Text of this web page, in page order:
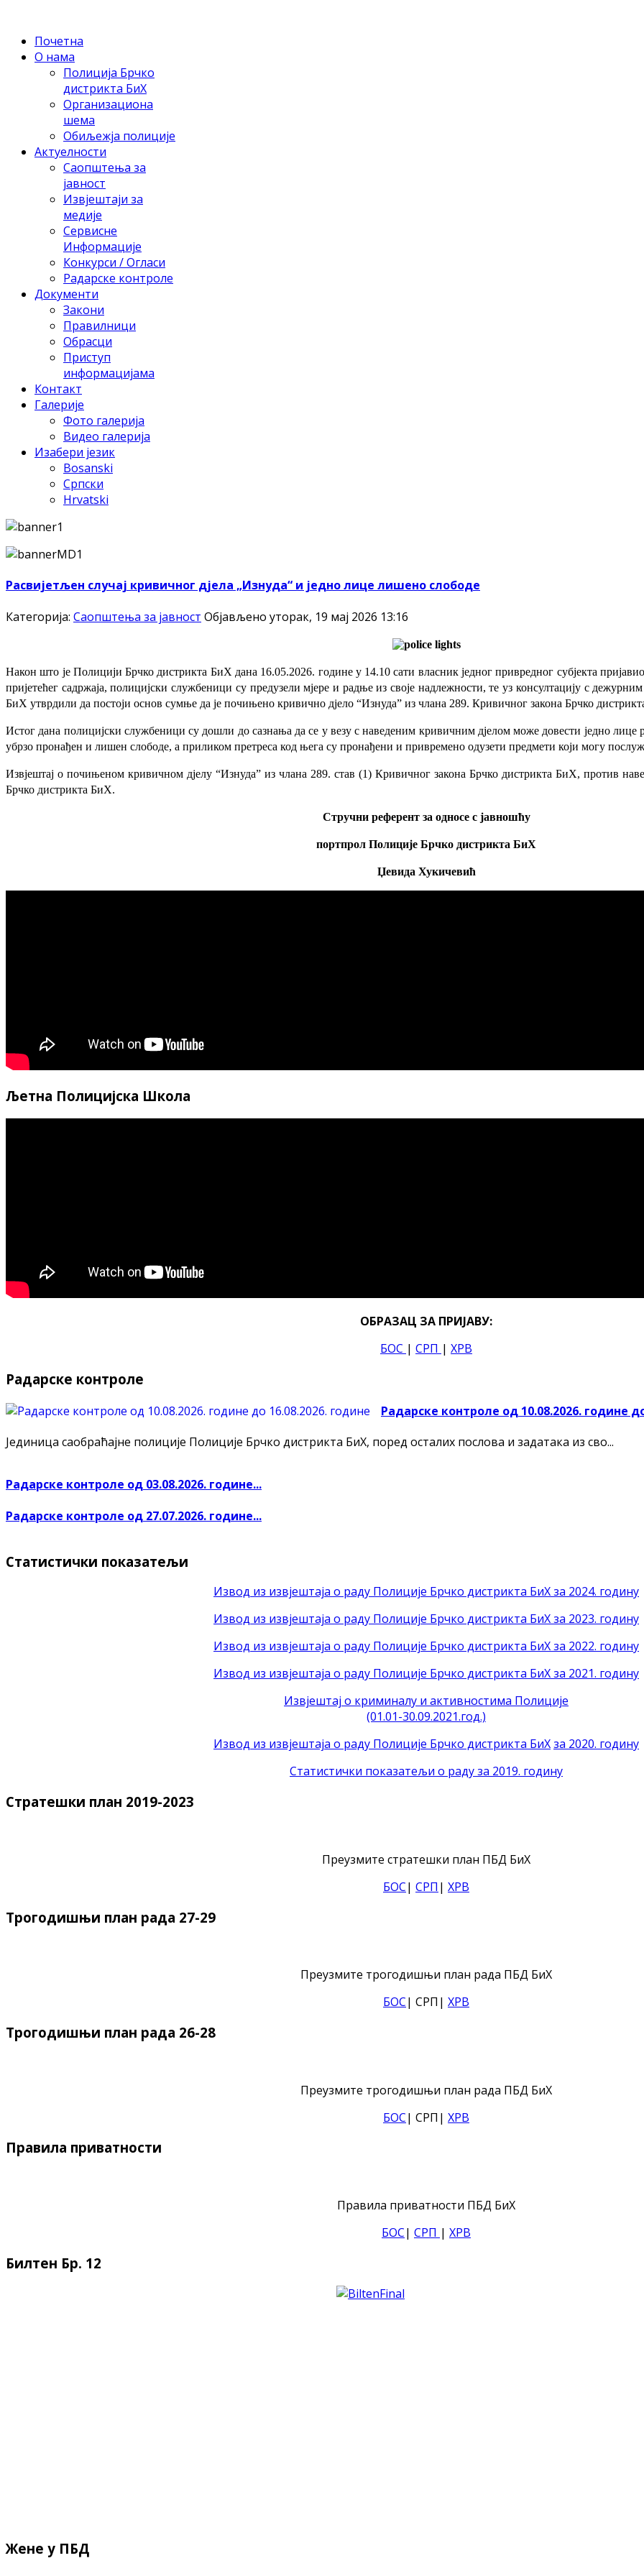
Почетна
О нама
Полиција Брчко
дистрикта БиХ
Организациона
шема
Обиљежја полиције
Актуелности
Саопштења за
јавност
Извјештаји за
медије
Сервисне
Информације
Конкурси / Огласи
Радарске контроле
Документи
Закони
Правилници
Обрасци
Приступ
информацијама
Контакт
Галерије
Фото галерија
Видео галерија
Изабери језик
Bosanski
Српски
Hrvatski
Расвијетљен случај кривичног дјела „Изнуда“ и једно лице лишено слободе
Категорија: Саопштења за јавност Објављено уторак, 19 мај 2026 13:16
Након што је Полицији Брчко дистрикта БиХ дана 16.05.2026. године у 14.10 сати власник једног привредног субјекта
пријетећег садржаја, полицијски службеници су предузели мјере и радње из своје надлежности, те уз консултацију с
БиХ утврдили да постоји основ сумње да је почињено кривично дјело “Изнуда” из члана 289. Кривичног закона Брчко
Истог дана полицијски службеници су дошли до сазнања да се у везу с наведеним кривичним дјелом може довести једно лице
убрзо пронађен и лишен слободе, а приликом претреса код њега су пронађени и привремено одузети предмети који могу
Извјештај о почињеном кривичном дјелу “Изнуда” из члана 289. став (1) Кривичног закона Брчко дистрикта БиХ, против
Брчко дистрикта БиХ.
Стручни референт за односе с јавношћу
портпрол Полиције Брчко дистрикта БиХ
Џевида Хукичевић
Љетна Полицијска Школа
ОБРАЗАЦ ЗА ПРИЈАВУ:
БОС | СРП | ХРВ
Радарске контроле
Радарске контроле од 10.08.2026. године
Јединица саобраћајне полиције Полиције Брчко дистрикта БиХ, поред осталих послова и задатака из сво...
Радарске контроле од 03.08.2026. године...
Радарске контроле од 27.07.2026. године...
Статистички показатељи
Извод из извјештаја о раду Полиције Брчко дистрикта БиХ за 2024. годину
Извод из извјештаја о раду Полиције Брчко дистрикта БиХ за 2023. годину
Извод из извјештаја о раду Полиције Брчко дистрикта БиХ за 2022. годину
Извод из извјештаја о раду Полиције Брчко дистрикта БиХ за 2021. годину
Извјештај о криминалу и активностима Полиције
(01.01-30.09.2021.год.)
Извод из извјештаја о раду Полиције Брчко дистрикта БиХза 2020. годину
Статистички показатељи о раду за 2019. годину
Стратешки план 2019-2023
Преузмите стратешки план ПБД БиХ
БОС| СРП | ХРВ
Трогодишњи план рада 27-29
Преузмите трогодишњи план рада ПБД БиХ
БОС| СРП| ХРВ
Трогодишњи план рада 26-28
Преузмите трогодишњи план рада ПБД БиХ
БОС| СРП| ХРВ
Правила приватности
Правила приватности ПБД БиХ
БОС| СРП | ХРВ
Билтен Бр. 12
Жене у ПБД